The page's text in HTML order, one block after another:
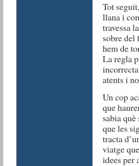
Tot
llana i
travessa
sobre del
hem de
La regla
atents i
Un cop
que
sabia
que les
tracta
viatge
idees per